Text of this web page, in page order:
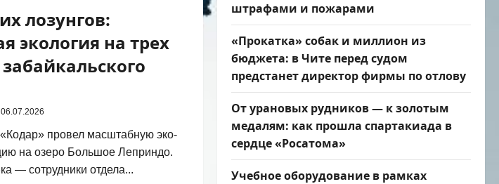
купишь:
хроники
“Кодар-2026”
комариного
писка
лозунгов:
экология на трех
06.07.2026
про­вел мас­штаб­ную эко­
на озе­ро Боль­шое Леп­рин­до.
— сотруд­ни­ки отде­ла...
штрафами и пожарами
«Прокатка» собак и миллион из
бюджета: в Чите перед судом
предстанет директор фирмы по отлову
От урановых рудников — к золотым
медалям: как прошла спартакиада в
сердце «Росатома»
Учебное оборудование в рамках